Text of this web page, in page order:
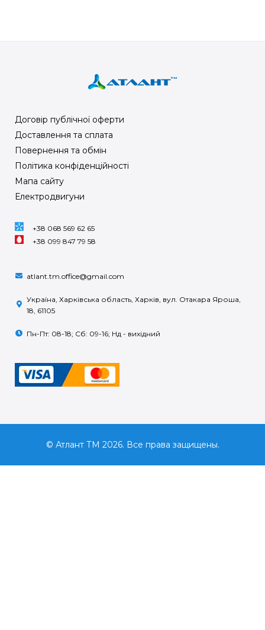
Договір публічної оферти
Доставлення та сплата
Повернення та обмін
Політика конфіденційності
Мапа сайту
Електродвигуни
+38 068 569 62 65
+38 099 847 79 58
atlant.tm.office@gmail.com
Україна, Харківська область, Харків, вул. Отакара Яроша,
18, 61105
Пн-Пт: 08-18; Сб: 09-16; Нд - вихідний
© Атлант ТМ 2026. Все права защищены.